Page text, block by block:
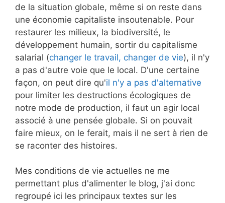
de la situation globale, même si on reste dans
une économie capitaliste insoutenable. Pour
restaurer les milieux, la biodiversité, le
développement humain, sortir du capitalisme
salarial (changer le travail, changer de vie), il n'y
a pas d'autre voie que le local. D'une certaine
façon, on peut dire qu'il n'y a pas d'alternative
pour limiter les destructions écologiques de
notre mode de production, il faut un agir local
associé à une pensée globale. Si on pouvait
faire mieux, on le ferait, mais il ne sert à rien de
se raconter des histoires.
Mes conditions de vie actuelles ne me
permettant plus d'alimenter le blog, j'ai donc
regroupé ici les principaux textes sur les